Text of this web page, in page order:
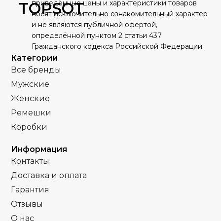
ЦИФЕРБЛАТ Черный
ЦИФЕРБЛАТ
ЦВЕТ БРАСЛЕТА
КОРПУС
Качественная
часовая сталь
МЕХАНИЗМ Кварц
Часы мужские
РЕМЕНЬ
браслет
СТЕКЛО Минеральное
ЦВЕТ БРАСЛЕТА
КОРПУС
Качественная
МЕХАНИЗМ Кварц
TOPSOT
приведённые цены и характеристики товаров
носят исключительно ознакомительный характер
и не являются публичной офертой,
определённой пунктом 2 статьи 437
Гражданского кодекса Российской Федерации.
Категории
Все бренды
Мужские
Женские
Ремешки
Коробки
Информация
Контакты
Доставка и оплата
Гарантия
Отзывы
О нас